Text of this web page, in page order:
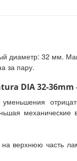
32 мм.
за пару.
DIA 32-36mm
механические
верхнюю часть